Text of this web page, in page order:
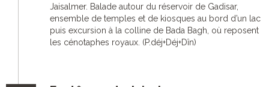
Jaisalmer. Balade autour du réservoir de Gadisar,
ensemble de temples et de kiosques au bord d’un lac
puis excursion à la colline de Bada Bagh, où reposent
les cénotaphes royaux. (P.déj+Déj+Dîn)